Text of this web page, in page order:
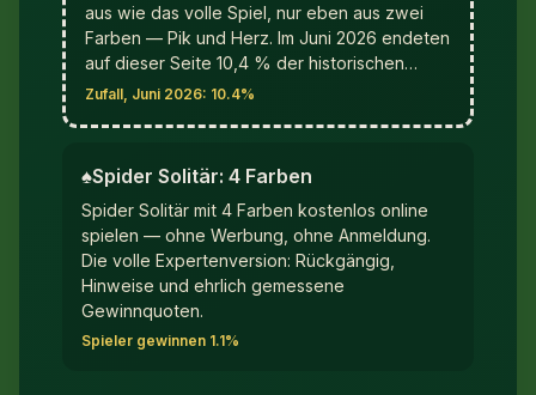
aus wie das volle Spiel, nur eben aus zwei
Farben — Pik und Herz. Im Juni 2026 endeten
auf dieser Seite 10,4 % der historischen…
Zufall, Juni 2026: 10.4%
♠︎Spider Solitär: 4 Farben
Spider Solitär mit 4 Farben kostenlos online
spielen — ohne Werbung, ohne Anmeldung.
Die volle Expertenversion: Rückgängig,
Hinweise und ehrlich gemessene
Gewinnquoten.
Spieler gewinnen 1.1%